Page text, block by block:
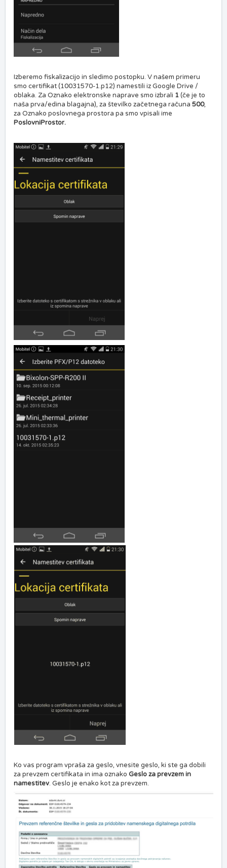
Izberemo fiskalizacijo in sledimo postopku. V našem primeru
smo certifikat (10031570-1.p12) namestili iz Google Drive /
oblaka. Za Oznako elektronske naprave smo izbrali 1(če je to
naša prva/edina blagajna), za številko začetnega računa 500,
za Oznako poslovnega prostora pa smo vpisali ime
PoslovniProstor.
Ko vas program vpraša za geslo, vnesite geslo, ki ste ga dobili
za prevzem certifikata in ima oznako Geslo za prevzem in
namestitev. Geslo je enako kot za prevzem.